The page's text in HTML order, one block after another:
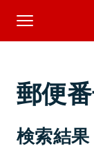
郵便
検索結果